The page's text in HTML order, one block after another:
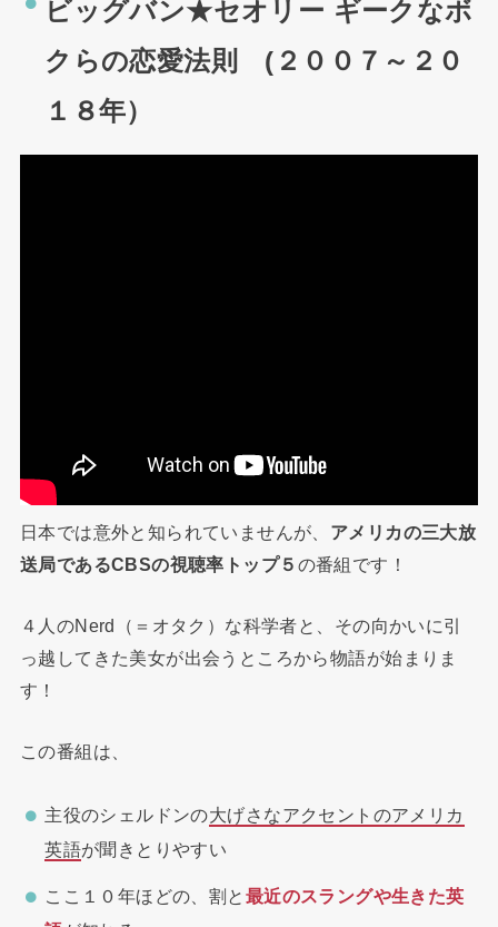
ビッグバン★セオリー ギークなボ
クらの恋愛法則 (２００７～２０
１８年）
日本では意外と知られていませんが、 アメリカの三大放
送局であるCBSの視聴率トップ５ の番組です！
４人のNerd（＝オタク）な科学者と、その向かいに引
っ越してきた美女が出会うところから物語が始まりま
す！
この番組は、
主役のシェルドンの大げさなアクセントのアメリカ
英語が聞きとりやすい
ここ１０年ほどの、割と 最近のスラングや生きた英